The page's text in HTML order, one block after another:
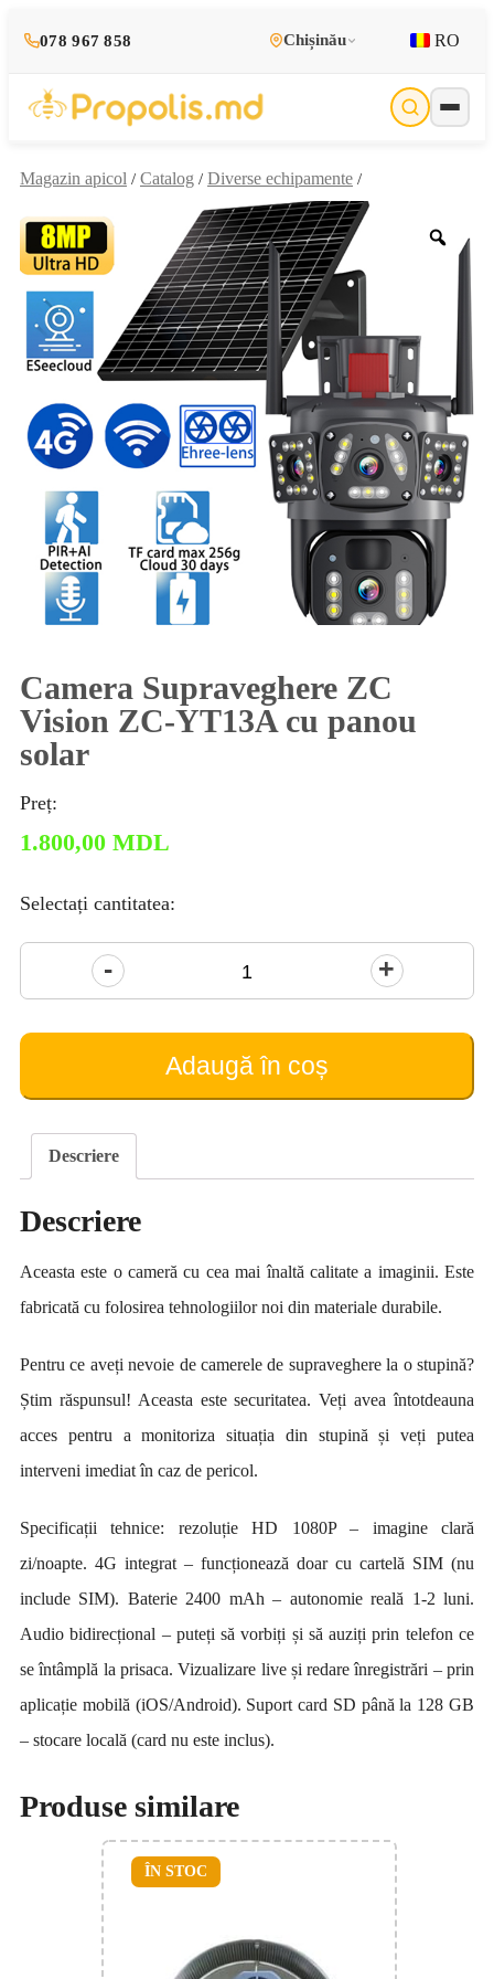
078 967 858 Chișinău RO
Magazin apicol / Catalog / Diverse echipamente /
Camera Supraveghere ZC
Vision ZC-YT13A cu panou
solar
Preț:
1.800,00 MDL
Selectați cantitatea:
Cantitate
Camera
Supraveghere
ZC-
cu
Adaugă în coș
Descriere
Descriere
Aceasta este o cameră cu cea mai înaltă calitate a imaginii. Este
fabricată cu folosirea tehnologiilor noi din materiale durabile.
Pentru ce aveți nevoie de camerele de supraveghere la o stupină?
Știm răspunsul! Aceasta este securitatea. Veți avea întotdeauna
acces pentru a monitoriza situația din stupină și veți putea
interveni imediat în caz de pericol.
Specificații tehnice: rezoluție HD 1080P – imagine clară
zi/noapte. 4G integrat – funcționează doar cu cartelă SIM (nu
include SIM). Baterie 2400 mAh – autonomie reală 1-2 luni.
Audio bidirecțional – puteți să vorbiți și să auziți prin telefon ce
se întâmplă la prisaca. Vizualizare live și redare înregistrări – prin
aplicație mobilă (iOS/Android). Suport card SD până la 128 GB
– stocare locală (card nu este inclus).
Produse similare
ÎN STOC